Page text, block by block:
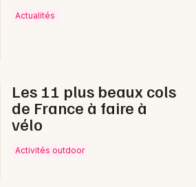
Actualités
Les 11 plus beaux cols
de France à faire à
vélo
Activités outdoor